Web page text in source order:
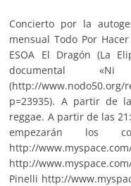
Concierto por la
mensual Todo Por
ESOA El Dragón (La
documental
(http://www.nodo50.org/
p=23935). A partir de
reggae. A partir de las
empezarán los
http://
http://
Pinelli http://